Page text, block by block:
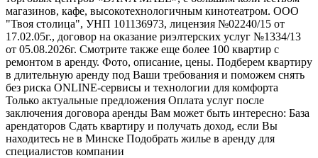
магазинов, кафе, высокотехнологичным кинотеатром. ООО
"Твоя столица", УНП 101136973, лицензия №02240/15 от
17.02.05г., договор на оказание риэлтерских услуг №1334/13
от 05.08.2026г. Смотрите также еще более 100 квартир с
ремонтом в аренду. Фото, описание, цены. Подберем квартиру
в длительную аренду под Ваши требования и поможем снять
без риска ONLINE-сервисы и технологии для комфорта
Только актуальные предложения Оплата услуг после
заключения договора аренды Вам может быть интересно: База
арендаторов Сдать квартиру и получать доход, если Вы
находитесь не в Минске Подобрать жилье в аренду для
специалистов компании